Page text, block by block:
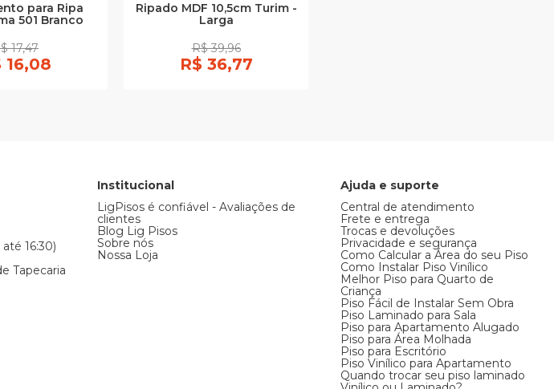
para Ripa
501 Branco
17,47
16,08
Ripado MDF 10,5cm Turim -
Larga
R$ 39,96
R$ 36,77
16:30)
Tapecaria
Institucional
LigPisos é confiável - Avaliações de
clientes
Blog Lig Pisos
Sobre nós
Nossa Loja
Ajuda e suporte
Central de atendimento
Frete e entrega
Trocas e devoluções
Privacidade e segurança
Como Calcular a Área do seu Piso
Como Instalar Piso Vinílico
Melhor Piso para Quarto de
Criança
Piso Fácil de Instalar Sem Obra
Piso Laminado para Sala
Piso para Apartamento Alugado
Piso para Área Molhada
Piso para Escritório
Piso Vinílico para Apartamento
Quando trocar seu piso laminado